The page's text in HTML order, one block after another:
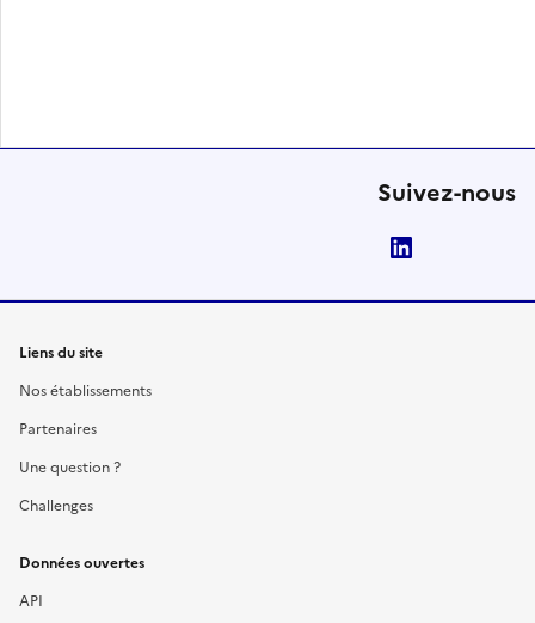
Suivez-nous
Liens du site
Nos établissements
Partenaires
Une question ?
Challenges
Données ouvertes
API